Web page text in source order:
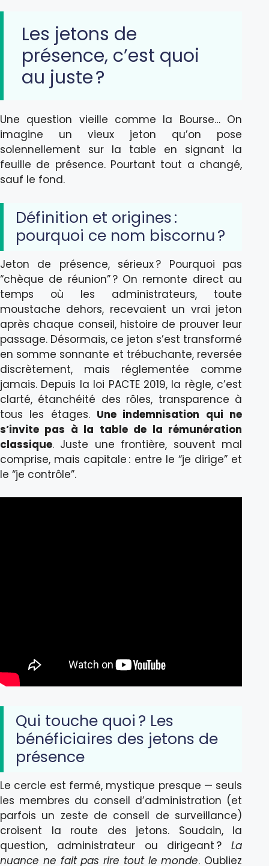
Les jetons de
présence, c’est quoi
au juste ?
Une question vieille comme la Bourse… On
imagine un vieux jeton qu’on pose
solennellement sur la table en signant la
feuille de présence. Pourtant tout a changé,
sauf le fond.
Définition et origines :
pourquoi ce nom biscornu ?
Jeton de présence, sérieux ? Pourquoi pas
“chèque de réunion” ? On remonte direct au
temps où les administrateurs, toute
moustache dehors, recevaient un vrai jeton
après chaque conseil, histoire de prouver leur
passage. Désormais, ce jeton s’est transformé
en somme sonnante et trébuchante, reversée
discrètement, mais réglementée comme
jamais. Depuis la loi PACTE 2019, la règle, c’est
clarté, étanchéité des rôles, transparence à
tous les étages. Une indemnisation qui ne
s’invite pas à la table de la rémunération
classique. Juste une frontière, souvent mal
comprise, mais capitale : entre le “je dirige” et
le “je contrôle”.
Qui touche quoi ? Les
bénéficiaires des jetons de
présence
Le cercle est fermé, mystique presque — seuls
les membres du conseil d’administration (et
parfois un zeste de conseil de surveillance)
croisent la route des jetons. Soudain, la
question, administrateur ou dirigeant ?La
nuance ne fait pas rire tout le monde. Oubliez